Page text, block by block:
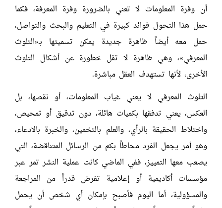
أن وفرة المعلومات لا تعني بالضرورة وفرة المعرفة، فكما
حمل هذا التحول فوائد كبيرة في التعليم والبحث والتواصل،
حمل معه أيضاً ظاهرة جديدة يمكن تسميتها بـ«التلوث
المعرفي»، وهي ظاهرة لا تقل خطورة عن أشكال التلوث
الأخرى، لأنها تستهدف العقل مباشرة.
التلوث المعرفي لا يعني غياب المعلومات، أو نقصها، بل
العكس، يعني تدفقها بكميات هائلة، دون تدقيق أو تمحيص،
واختلاط الحقيقة بالرأي، والعلم بالتخمين، والخبرة بالادعاء،
وهو أمر يجعل الفرد محاطاً بكم من الرسائل المتناقضة، التي
يصعب معها التمييز، ففي الماضي كانت عملية النشر تمر عبر
مؤسسات أكاديمية أو إعلامية تفرض قدراً من المراجعة
والمسؤولية، أما اليوم فأصبح بإمكان أي شخص أن يحمل